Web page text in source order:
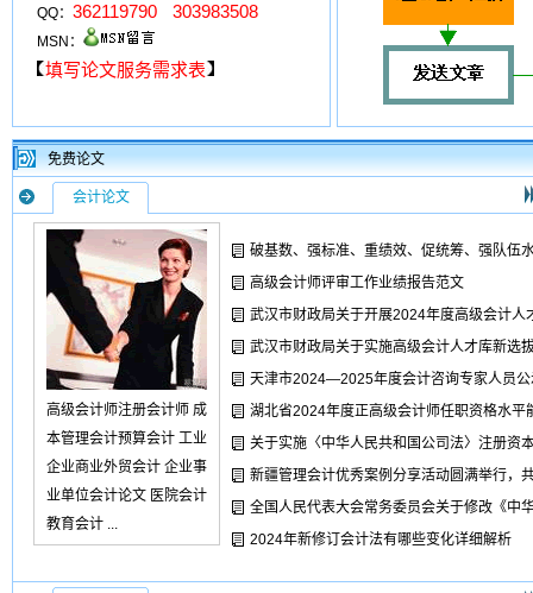
QQ： 362119790 303983508
MSN：
填写论文服务需求表
免费论文
会计论文
高级会计师注册会计师 成
本管理会计预算会计 工业
企业商业外贸会计 企业事
业单位会计论文 医院会计
教育会计 ...
破基数、强标准、重绩效、促统筹、强队伍
高级会计师评审工作业绩报告范文
武汉市财政局关于开展2024年度高级会计人
武汉市财政局关于实施高级会计人才库新选
天津市2024—2025年度会计咨询专家人员公
湖北省2024年度正高级会计师任职资格水平
关于实施〈中华人民共和国公司法〉注册资
新疆管理会计优秀案例分享活动圆满举行，
全国人民代表大会常务委员会关于修改《中
2024年新修订会计法有哪些变化详细解析